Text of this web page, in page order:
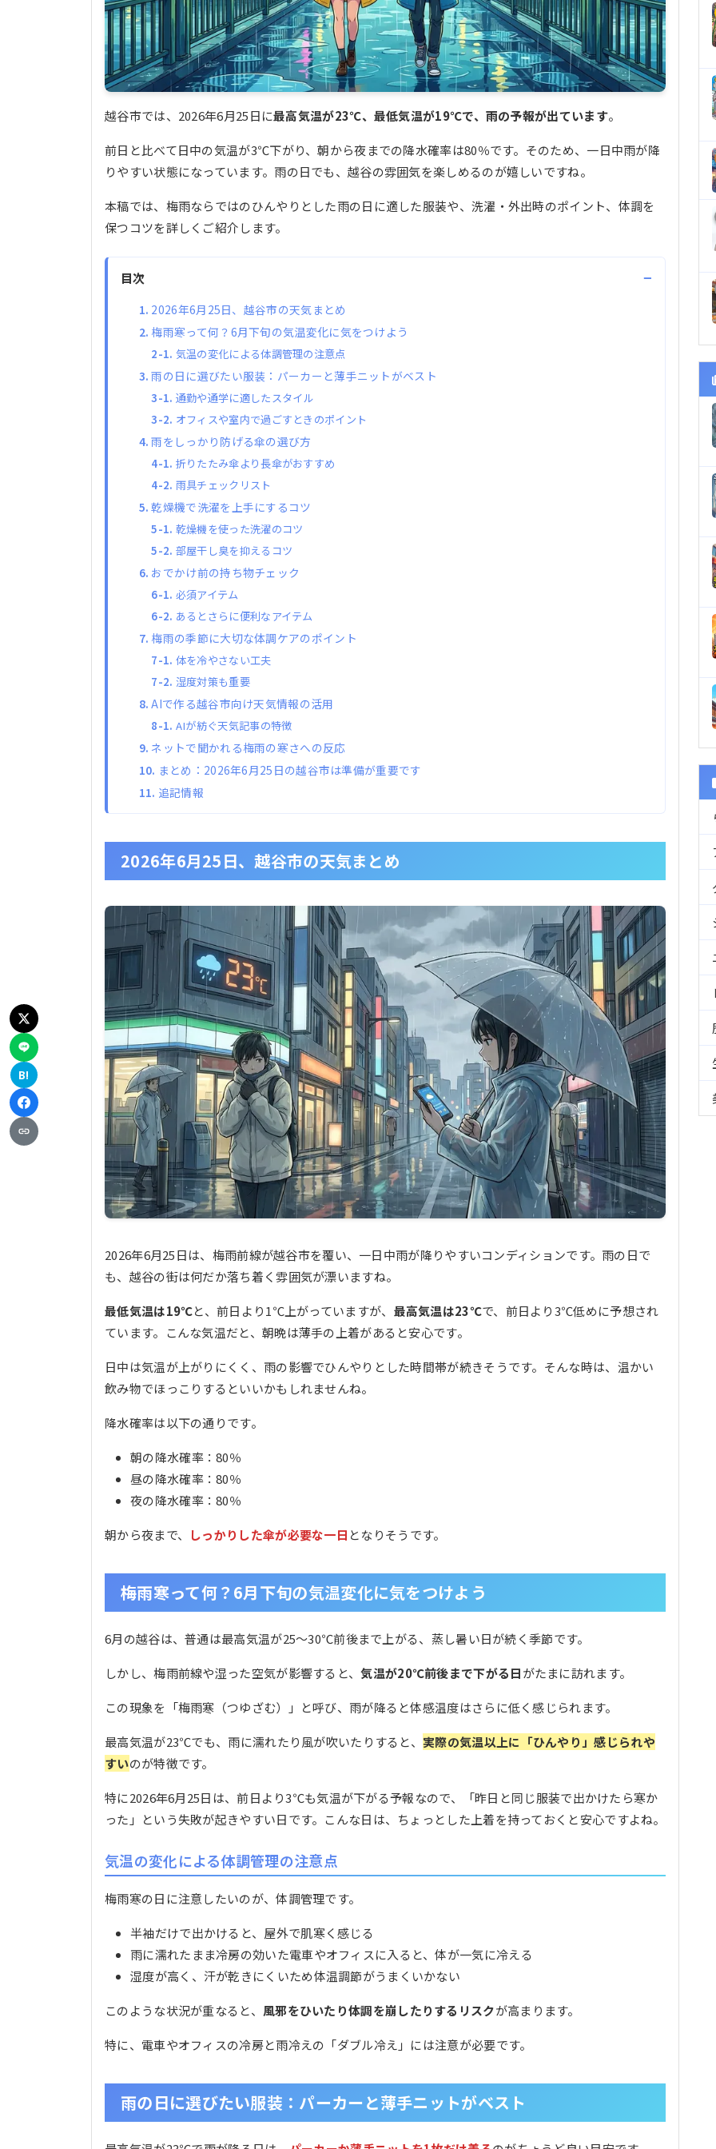
越谷市では、2026年6月25日に最高気温が23℃、最低気温が19℃で、雨の予報が出ています。
前日と比べて日中の気温が3℃下がり、朝から夜までの降水確率は80％です。そのため、一日中雨が降
りやすい状態になっています。雨の日でも、越谷の雰囲気を楽しめるのが嬉しいですね。
本稿では、梅雨ならではのひんやりとした雨の日に適した服装や、洗濯・外出時のポイント、体調を
保つコツを詳しくご紹介します。
目次 −
2026年6月25日、越谷市の天気まとめ
梅雨寒って何？6月下旬の気温変化に気をつけよう
気温の変化による体調管理の注意点
雨の日に選びたい服装：パーカーと薄手ニットがベスト
通勤や通学に適したスタイル
オフィスや室内で過ごすときのポイント
雨をしっかり防げる傘の選び方
折りたたみ傘より長傘がおすすめ
雨具チェックリスト
乾燥機で洗濯を上手にするコツ
乾燥機を使った洗濯のコツ
部屋干し臭を抑えるコツ
おでかけ前の持ち物チェック
必須アイテム
あるとさらに便利なアイテム
梅雨の季節に大切な体調ケアのポイント
体を冷やさない工夫
湿度対策も重要
AIで作る越谷市向け天気情報の活用
AIが紡ぐ天気記事の特徴
ネットで聞かれる梅雨の寒さへの反応
まとめ：2026年6月25日の越谷市は準備が重要です
追記情報
2026年6月25日、越谷市の天気まとめ
2026年6月25日は、梅雨前線が越谷市を覆い、一日中雨が降りやすいコンディションです。雨の日で
も、越谷の街は何だか落ち着く雰囲気が漂いますね。
最低気温は19℃と、前日より1℃上がっていますが、 最高気温は23℃で、前日より3℃低めに予想され
ています。こんな気温だと、朝晩は薄手の上着があると安心です。
日中は気温が上がりにくく、雨の影響でひんやりとした時間帯が続きそうです。そんな時は、温かい
飲み物でほっこりするといいかもしれませんね。
降水確率は以下の通りです。
朝の降水確率：80％
昼の降水確率：80％
夜の降水確率：80％
朝から夜まで、 しっかりした傘が必要な一日 となりそうです。
梅雨寒って何？6月下旬の気温変化に気をつけよう
6月の越谷は、普通は最高気温が25〜30℃前後まで上がる、蒸し暑い日が続く季節です。
しかし、梅雨前線や湿った空気が影響すると、気温が20℃前後まで下がる日がたまに訪れます。
この現象を「梅雨寒（つゆざむ）」と呼び、雨が降ると体感温度はさらに低く感じられます。
最高気温が23℃でも、雨に濡れたり風が吹いたりすると、 実際の気温以上に「ひんやり」感じられや
すいのが特徴です。
特に2026年6月25日は、前日より3℃も気温が下がる予報なので、「昨日と同じ服装で出かけたら寒か
った」という失敗が起きやすい日です。こんな日は、ちょっとした上着を持っておくと安心ですよね。
気温の変化による体調管理の注意点
梅雨寒の日に注意したいのが、体調管理です。
半袖だけで出かけると、屋外で肌寒く感じる
雨に濡れたまま冷房の効いた電車やオフィスに入ると、体が一気に冷える
湿度が高く、汗が乾きにくいため体温調節がうまくいかない
このような状況が重なると、 風邪をひいたり体調を崩したりするリスクが高まります。
特に、電車やオフィスの冷房と雨冷えの「ダブル冷え」には注意が必要です。
雨の日に選びたい服装：パーカーと薄手ニットがベスト
B!